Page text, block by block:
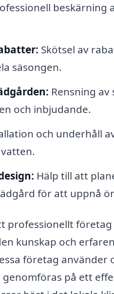
beskärning
Skötsel av
säsongen.
Rensning
och inbjudande.
och underhåll
Hälp till att
för att uppnå
professionellt
kunskap och
företag
på ett